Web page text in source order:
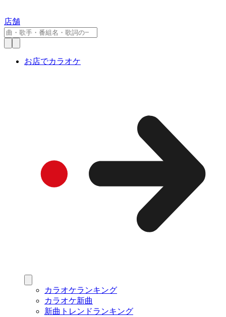
店舗
お店でカラオケ
カラオケランキング
カラオケ新曲
新曲トレンドランキング